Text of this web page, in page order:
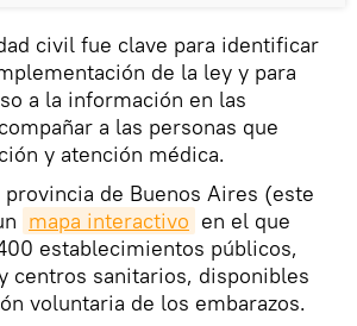
civil fue clave para identificar
de la ley y para
a la información en las
a las personas que
y atención médica.
provincia de Buenos Aires (este
mapa interactivo en el que
establecimientos públicos,
centros sanitarios, disponibles
voluntaria de los embarazos.